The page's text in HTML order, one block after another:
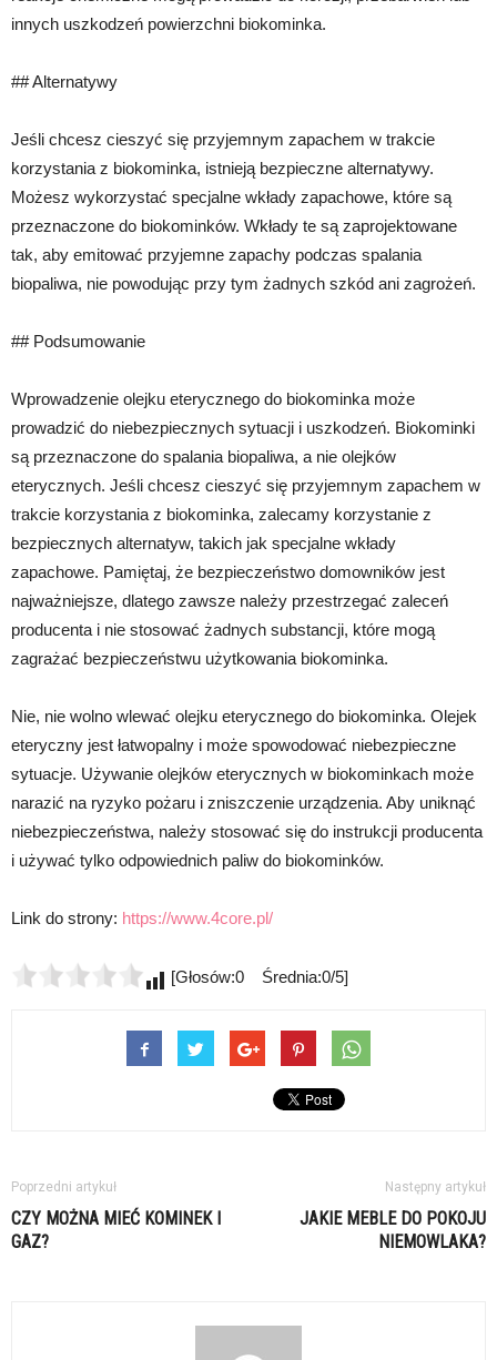
innych uszkodzeń powierzchni biokominka.
## Alternatywy
Jeśli chcesz cieszyć się przyjemnym zapachem w trakcie
korzystania z biokominka, istnieją bezpieczne alternatywy.
Możesz wykorzystać specjalne wkłady zapachowe, które są
przeznaczone do biokominków. Wkłady te są zaprojektowane
tak, aby emitować przyjemne zapachy podczas spalania
biopaliwa, nie powodując przy tym żadnych szkód ani zagrożeń.
## Podsumowanie
Wprowadzenie olejku eterycznego do biokominka może
prowadzić do niebezpiecznych sytuacji i uszkodzeń. Biokominki
są przeznaczone do spalania biopaliwa, a nie olejków
eterycznych. Jeśli chcesz cieszyć się przyjemnym zapachem w
trakcie korzystania z biokominka, zalecamy korzystanie z
bezpiecznych alternatyw, takich jak specjalne wkłady
zapachowe. Pamiętaj, że bezpieczeństwo domowników jest
najważniejsze, dlatego zawsze należy przestrzegać zaleceń
producenta i nie stosować żadnych substancji, które mogą
zagrażać bezpieczeństwu użytkowania biokominka.
Nie, nie wolno wlewać olejku eterycznego do biokominka. Olejek
eteryczny jest łatwopalny i może spowodować niebezpieczne
sytuacje. Używanie olejków eterycznych w biokominkach może
narazić na ryzyko pożaru i zniszczenie urządzenia. Aby uniknąć
niebezpieczeństwa, należy stosować się do instrukcji producenta
i używać tylko odpowiednich paliw do biokominków.
Link do strony: https://www.4core.pl/
[Głosów:0 Średnia:0/5]
Poprzedni artykuł
CZY MOŻNA MIEĆ KOMINEK I
GAZ?
Następny artykuł
JAKIE MEBLE DO POKOJU
NIEMOWLAKA?